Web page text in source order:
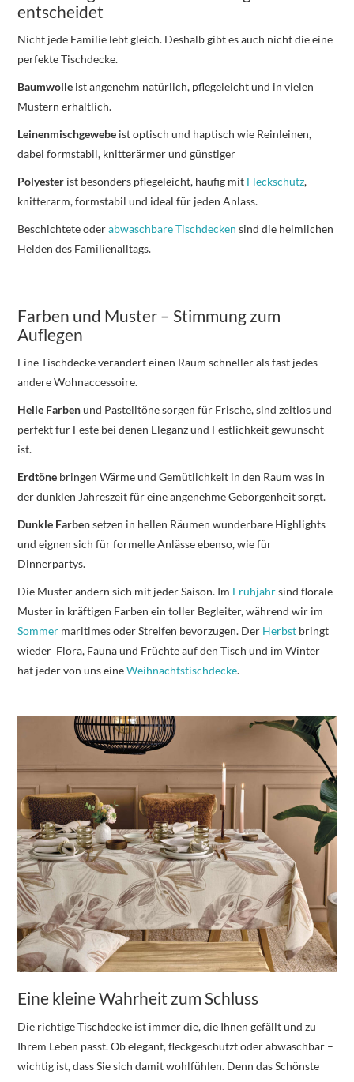
entscheidet
Nicht jede Familie lebt gleich. Deshalb gibt es auch nicht die eine
perfekte Tischdecke.
Baumwolle ist angenehm natürlich, pflegeleicht und in vielen
Mustern erhältlich.
Leinenmischgewebe ist optisch und haptisch wie Reinleinen,
dabei formstabil, knitterärmer und günstiger
Polyester ist besonders pflegeleicht, häufig mit Fleckschutz,
knitterarm, formstabil und ideal für jeden Anlass.
Beschichtete oderabwaschbare Tischdecken sind die heimlichen
Helden des Familienalltags.
Farben und Muster – Stimmung zum
Auflegen
Eine Tischdecke verändert einen Raum schneller als fast jedes
andere Wohnaccessoire.
Helle Farbenund Pastelltöne sorgen für Frische, sind zeitlos und
perfekt für Feste bei denen Eleganz und Festlichkeit gewünscht
ist.
Erdtöne bringen Wärme und Gemütlichkeit in den Raum was in
der dunklen Jahreszeit für eine angenehme Geborgenheit sorgt.
Dunkle Farbensetzen in hellen Räumen wunderbare Highlights
und eignen sich für formelle Anlässe ebenso, wie für
Dinnerpartys.
Die Muster ändern sich mit jeder Saison. Im Frühjahrsind florale
Muster in kräftigen Farben ein toller Begleiter, während wir im
Sommer maritimes oder Streifen bevorzugen. Der Herbst bringt
wieder Flora, Fauna und Früchte auf den Tisch und im Winter
hat jeder von uns eineWeihnachtstischdecke.
Eine kleine Wahrheit zum Schluss
Die richtige Tischdecke ist immer die, die Ihnen gefällt und zu
Ihrem Leben passt. Ob elegant, fleckgeschützt oder abwaschbar –
wichtig ist, dass Sie sich damit wohlfühlen. Denn das Schönste